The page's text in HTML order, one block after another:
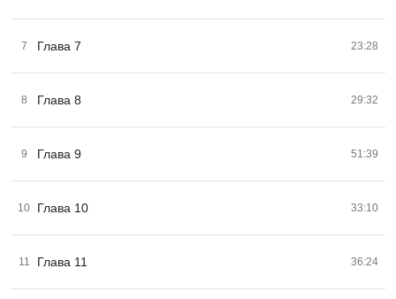
7 Глава 7 23:28
8 Глава 8 29:32
9 Глава 9 51:39
10 Глава 10 33:10
11 Глава 11 36:24